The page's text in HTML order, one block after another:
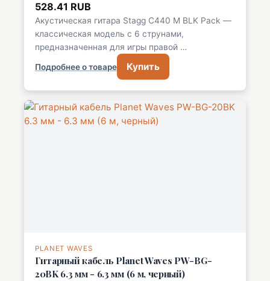
528.41 RUB
Акустическая гитара Stagg C440 M BLK Pack —
классическая модель с 6 струнами,
предназначенная для игры правой …
Подробнее о товаре Купить
PLANET WAVES
Гитарный кабель Planet Waves PW-BG-
20BK 6.3 мм - 6.3 мм (6 м, черный)